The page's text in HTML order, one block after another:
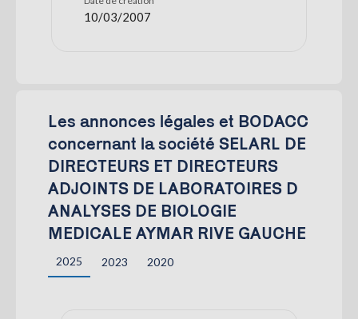
10/03/2007
Les annonces légales et BODACC
concernant la société SELARL DE
DIRECTEURS ET DIRECTEURS
ADJOINTS DE LABORATOIRES D
ANALYSES DE BIOLOGIE
MEDICALE AYMAR RIVE GAUCHE
2025 2023 2020